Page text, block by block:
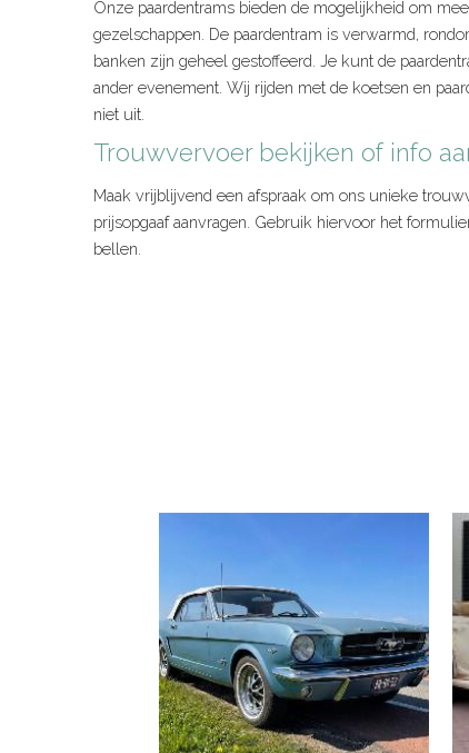
Onze paardentrams bieden de mogelijkheid om
gezelschappen. De paardentram is verwarmd,
banken zijn geheel gestoffeerd. Je kunt de
ander evenement. Wij rijden met de koetsen en
niet uit.
Trouwvervoer bekijken of info
Maak vrijblijvend een afspraak om ons unieke
prijsopgaaf aanvragen. Gebruik hiervoor het
bellen.